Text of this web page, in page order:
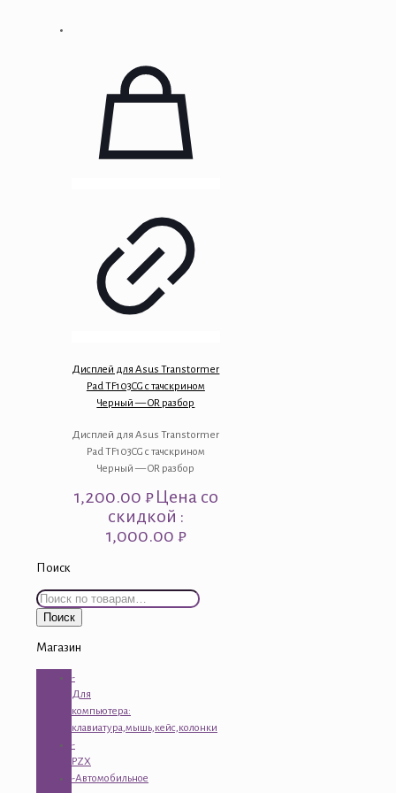
Дисплей для Asus Transtormer
Pad TF103CG с тачскрином
Черный — OR разбор
Дисплей для Asus Transtormer
Pad TF103CG с тачскрином
Черный — OR разбор
1,200.00 ₽Цена со
скидкой :
1,000.00 ₽
Поиск
Искать:
Поиск
Магазин
-
Для
компьютера:
клавиатура,мышь,кейс,колонки
-
PZX
-Автомобильное